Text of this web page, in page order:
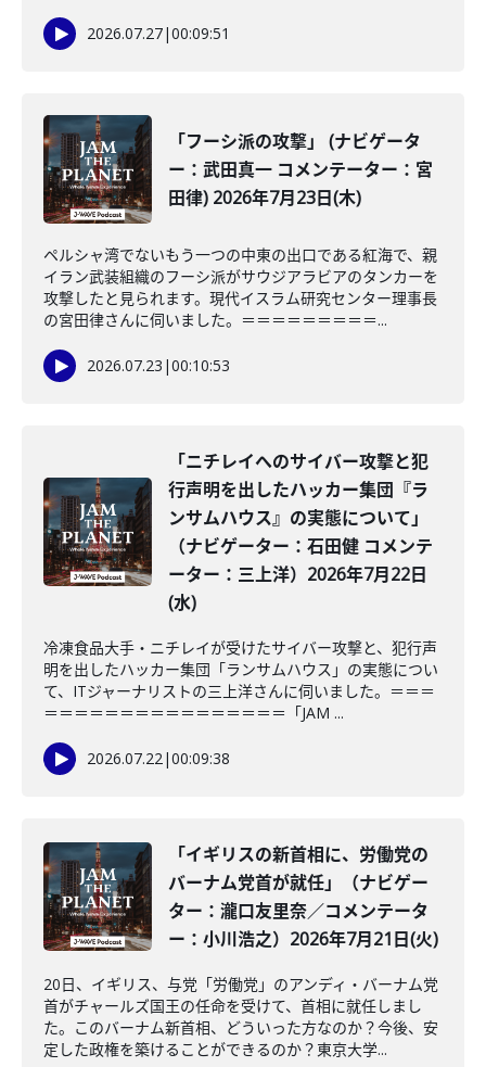
2026.07.27|00:09:51
「フーシ派の攻撃」 (ナビゲータ
ー：武田真一 コメンテーター：宮
田律) 2026年7月23日(木)
ペルシャ湾でないもう一つの中東の出口である紅海で、親
イラン武装組織のフーシ派がサウジアラビアのタンカーを
攻撃したと見られます。現代イスラム研究センター理事長
の宮田律さんに伺いました。＝＝＝＝＝＝＝＝＝...
2026.07.23 |00:10:53
「ニチレイへのサイバー攻撃と犯
行声明を出したハッカー集団『ラ
ンサムハウス』の実態について」
（ナビゲーター：石田健 コメンテ
ーター：三上洋）2026年7月22日
(水)
冷凍食品大手・ニチレイが受けたサイバー攻撃と、犯行声
明を出したハッカー集団「ランサムハウス」の実態につい
て、ITジャーナリストの三上洋さんに伺いました。＝＝＝
＝＝＝＝＝＝＝＝＝＝＝＝＝＝＝＝「JAM ...
2026.07.22|00:09:38
「イギリスの新首相に、労働党の
バーナム党首が就任」（ナビゲー
ター：瀧口友里奈／コメンテータ
ー：小川浩之）2026年7月21日(火)
20日、イギリス、与党「労働党」のアンディ・バーナム党
首がチャールズ国王の任命を受けて、首相に就任しまし
た。このバーナム新首相、どういった方なのか？今後、安
定した政権を築けることができるのか？東京大学...